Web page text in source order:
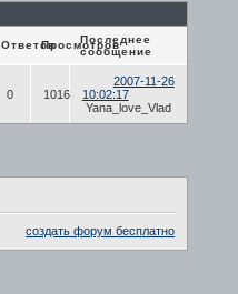
ОтветовПросмотров
Последнее
сообщение
0 1016
2007-11-26
10:02:17
Yana_love_Vlad
создать форум бесплатно